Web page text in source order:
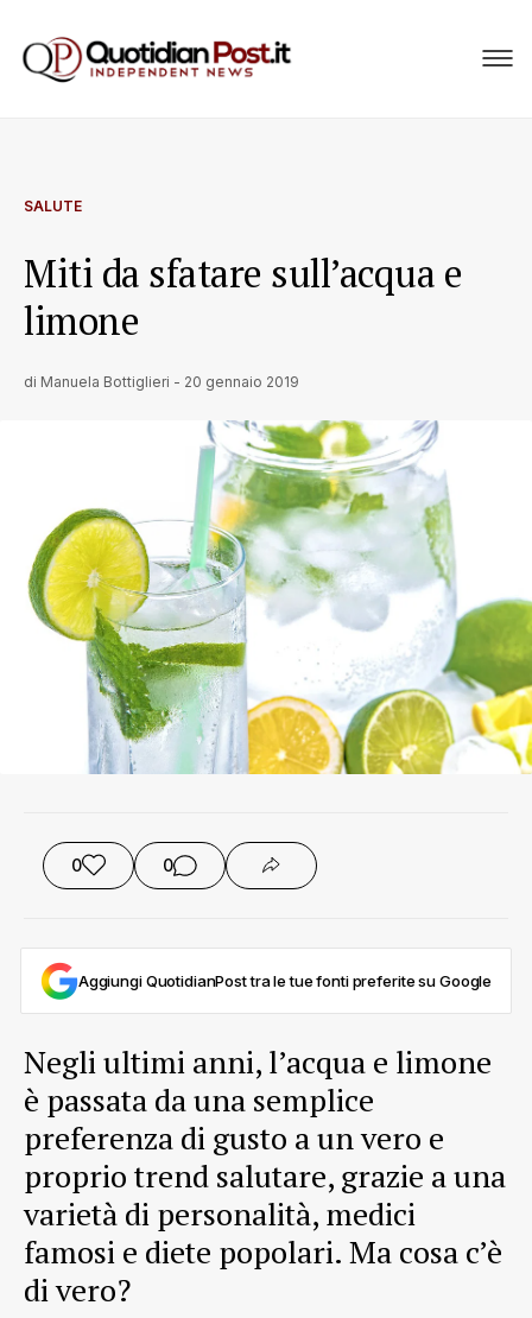
SALUTE
Miti da sfatare sull’acqua e
limone
di Manuela Bottiglieri - 20 gennaio 2019
0 0
Aggiungi QuotidianPost tra le tue fonti preferite su Google
Negli ultimi anni, l’acqua e limone
è passata da una semplice
preferenza di gusto a un vero e
proprio trend salutare, grazie a una
varietà di personalità, medici
famosi e diete popolari. Ma cosa c’è
di vero?